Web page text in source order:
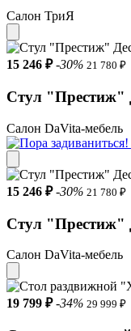
Салон ТриЯ
15 246 ₽ -30% 21 780 ₽
Стул "Престиж"
Салон DaVita-мебель
15 246 ₽ -30% 21 780 ₽
Стул "Престиж"
Салон DaVita-мебель
19 799 ₽ -34% 29 999 ₽